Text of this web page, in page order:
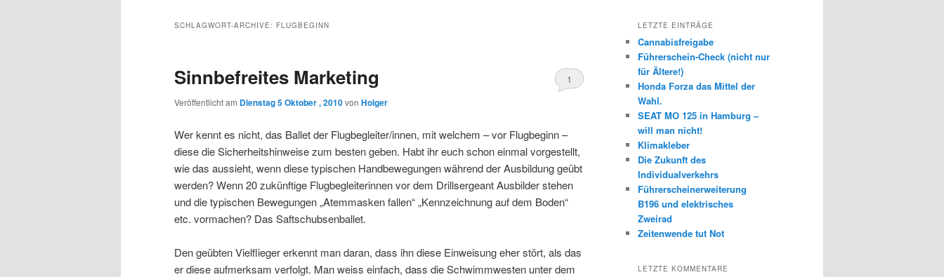
wechseln
SCHLAGWORT-ARCHIVE: FLUGBEGINN
Sinnbefreites Marketing
Veröffentlicht am Dienstag 5 Oktober , 2010von Holger
1
Wer kennt es nicht, das Ballet der Flugbegleiter/innen, mit welchem – vor Flugbeginn –
diese die Sicherheitshinweise zum besten geben. Habt ihr euch schon einmal vorgestellt,
wie das aussieht, wenn diese typischen Handbewegungen während der Ausbildung geübt
werden? Wenn 20 zukünftige Flugbegleiterinnen vor dem Drillsergeant Ausbilder stehen
und die typischen Bewegungen „Atemmasken fallen“ „Kennzeichnung auf dem Boden“
etc. vormachen? Das Saftschubsenballet.
Den geübten Vielflieger erkennt man daran, dass ihn diese Einweisung eher stört, als das
er diese aufmerksam verfolgt. Man weiss einfach, dass die Schwimmwesten unter dem
LETZTE EINTRÄGE
Cannabisfreigabe
Führerschein-Check (nicht nur
für Ältere!)
Honda Forza das Mittel der
Wahl.
SEAT MO 125 in Hamburg –
will man nicht!
Klimakleber
Die Zukunft des
Individualverkehrs
Führerscheinerweiterung
B196 und elektrisches
Zweirad
Zeitenwende tut Not
LETZTE KOMMENTARE